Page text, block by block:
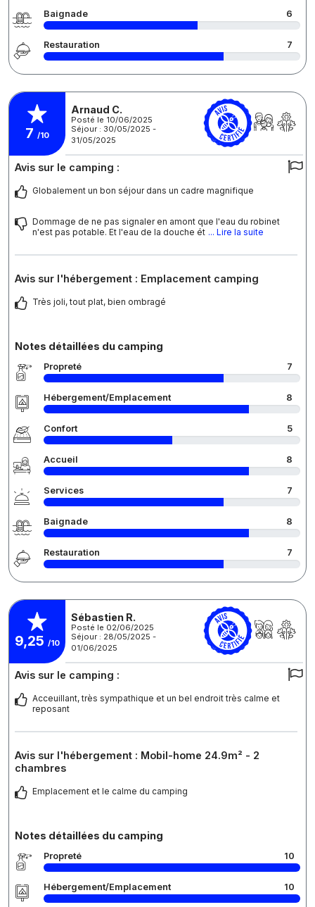
Baignade 6
Restauration 7
7 /10
Arnaud C.
Posté le 10/06/2025
Séjour : 30/05/2025 -
31/05/2025
Avis sur le camping :
Globalement un bon séjour dans un cadre magnifique
Dommage de ne pas signaler en amont que l'eau du robinet
n'est pas potable. Et l'eau de la douche ét ... Lire la suite
Avis sur l'hébergement : Emplacement camping
Très joli, tout plat, bien ombragé
Notes détaillées du camping
Propreté 7
Hébergement/Emplacement 8
Confort 5
Accueil 8
Services 7
Baignade 8
Restauration 7
9,25 /10
Sébastien R.
Posté le 02/06/2025
Séjour : 28/05/2025 -
01/06/2025
Avis sur le camping :
Acceuillant, très sympathique et un bel endroit très calme et
reposant
Avis sur l'hébergement : Mobil-home 24.9m² - 2
chambres
Emplacement et le calme du camping
Notes détaillées du camping
Propreté 10
Hébergement/Emplacement 10